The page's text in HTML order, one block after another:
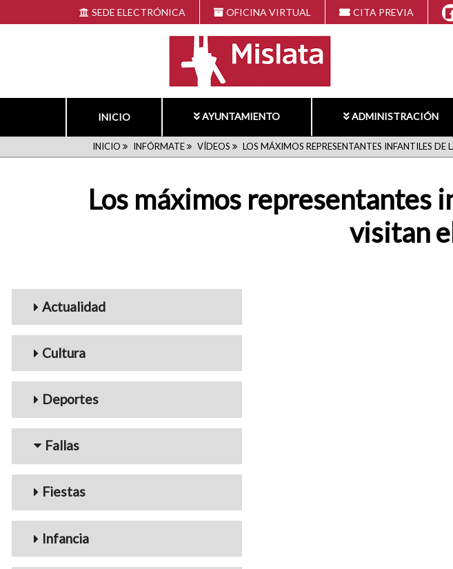
al
SEDE ELECTRÓNICA OFICINA VIRTUAL CITA PREVIA
INICIO AYUNTAMIENTO ADMINISTRACIÓN
RUTA
DE
INICIO INFÓRMATE VÍDEOS LOS MÁXIMOS REPRESENTANTES INFANTILES
Los máximos representantes
visitan
Menu_Videos
Actualidad
Cultura
Deportes
Fallas
Fiestas
Infancia